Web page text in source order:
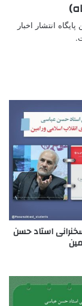
انتشار اخبار
۹۵؛ سخنرانی استاد حسن